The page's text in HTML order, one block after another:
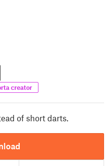
creator
of short darts.